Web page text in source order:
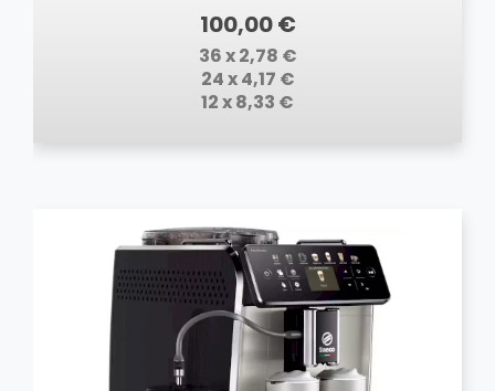
100,00 €
36 x 2,78 €
24 x 4,17 €
12 x 8,33 €